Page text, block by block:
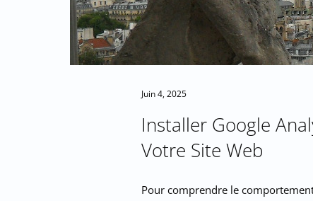
Juin 4, 2025
Installer Google
Votre Site Web
Pour comprendre le